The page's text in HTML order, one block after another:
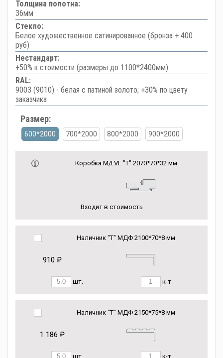
Толщина полотна:
36мм
Стекло:
Белое художественное сатинированное (бронза + 400
руб)
Нестандарт:
+50% к стоимости (размеры до 1100*2400мм)
RAL:
9003 (9010) - белая с патиной золото; +30% по цвету
заказчика
Размер:
600*2000 700*2000 800*2000 900*2000
Коробка М/LVL "Т" 2070*70*32 мм
Входит в стоимость
Наличник "Т" МДФ 2100*70*8 мм
910 ₽
шт. к-т
Наличник "Т" МДФ 2150*75*8 мм
1 186 ₽
шт. к-т